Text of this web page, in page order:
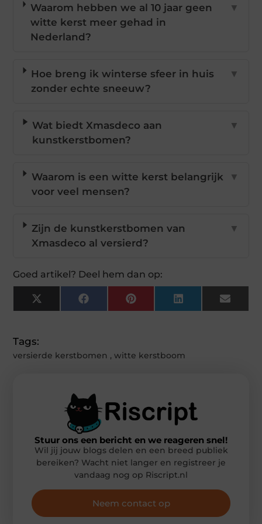
Waarom hebben we al 10 jaar geen
witte kerst meer gehad in
Nederland?
▼
Hoe breng ik winterse sfeer in huis
zonder echte sneeuw?
▼
Wat biedt Xmasdeco aan
kunstkerstbomen?
▼
Waarom is een witte kerst belangrijk
voor veel mensen?
▼
Zijn de kunstkerstbomen van
Xmasdeco al versierd?
▼
Goed artikel? Deel hem dan op:
X
(Twitter)
FacebookPinterestLinkedInEmail
Tags:
versierde kerstbomen ,witte kerstboom
Stuur ons een bericht en we reageren snel!
Wil jij jouw blogs delen en een breed publiek
bereiken? Wacht niet langer en registreer je
vandaag nog op Riscript.nl
Neem contact op